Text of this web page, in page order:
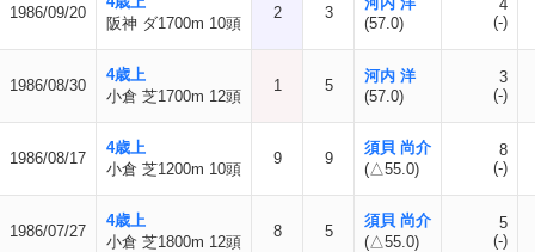
1986/09/20
阪神 ダ1700m 10頭
2 3
(57.0)
4
(-)
1986/08/30
4歳上
小倉 芝1700m 12頭
1 5
河内 洋
(57.0)
3
(-)
1986/08/17
4歳上
小倉 芝1200m 10頭
9 9
須貝 尚介
(△55.0)
8
(-)
1986/07/27
4歳上
小倉 芝1800m 12頭
8 5
須貝 尚介
(△55.0)
5
(-)